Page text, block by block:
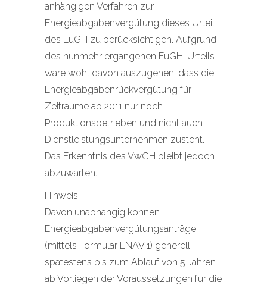
anhängigen Verfahren zur
Energieabgabenvergütung dieses Urteil
des EuGH zu berücksichtigen. Aufgrund
des nunmehr ergangenen EuGH-Urteils
wäre wohl davon auszugehen, dass die
Energieabgabenrückvergütung für
Zeiträume ab 2011 nur noch
Produktionsbetrieben und nicht auch
Dienstleistungsunternehmen zusteht.
Das Erkenntnis des VwGH bleibt jedoch
abzuwarten.
Hinweis
Davon unabhängig können
Energieabgabenvergütungsanträge
(mittels Formular ENAV 1) generell
spätestens bis zum Ablauf von 5 Jahren
ab Vorliegen der Voraussetzungen für die